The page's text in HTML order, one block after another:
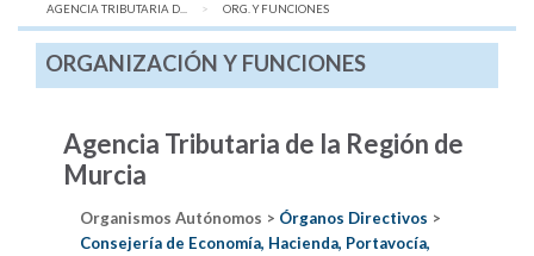
AGENCIA TRIBUTARIA D...
AQUÍ:
ORG. Y FUNCIONES
ORGANIZACIÓN Y FUNCIONES
Agencia Tributaria de la Región de
Murcia
Organismos Autónomos > Órganos Directivos >
Consejería de Economía, Hacienda, Portavocía,